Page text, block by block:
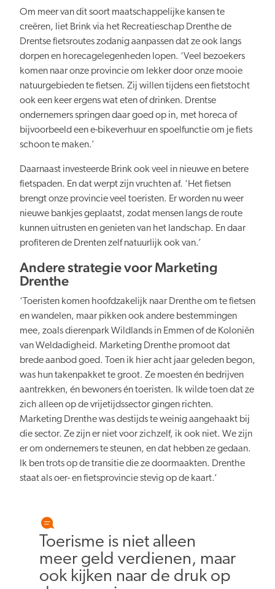
Om meer van dit soort maatschappelijke kansen te
creëren, liet Brink via het Recreatieschap Drenthe de
Drentse fietsroutes zodanig aanpassen dat ze ook langs
dorpen en horecagelegenheden lopen. ‘Veel bezoekers
komen naar onze provincie om lekker door onze mooie
natuurgebieden te fietsen. Zij willen tijdens een fietstocht
ook een keer ergens wat eten of drinken. Drentse
ondernemers springen daar goed op in, met horeca of
bijvoorbeeld een e-bikeverhuur en spoelfunctie om je fiets
schoon te maken.’
Daarnaast investeerde Brink ook veel in nieuwe en betere
fietspaden. En dat werpt zijn vruchten af. ‘Het fietsen
brengt onze provincie veel toeristen. Er worden nu weer
nieuwe bankjes geplaatst, zodat mensen langs de route
kunnen uitrusten en genieten van het landschap. En daar
profiteren de Drenten zelf natuurlijk ook van.’
Andere strategie voor Marketing
Drenthe
‘Toeristen komen hoofdzakelijk naar Drenthe om te fietsen
en wandelen, maar pikken ook andere bestemmingen
mee, zoals dierenpark Wildlands in Emmen of de Koloniën
van Weldadigheid. Marketing Drenthe promoot dat
brede aanbod goed. Toen ik hier acht jaar geleden begon,
was hun takenpakket te groot. Ze moesten én bedrijven
aantrekken, én bewoners én toeristen. Ik wilde toen dat ze
zich alleen op de vrijetijdssector gingen richten.
Marketing Drenthe was destijds te weinig aangehaakt bij
die sector. Ze zijn er niet voor zichzelf, ik ook niet. We zijn
er om ondernemers te steunen, en dat hebben ze gedaan.
Ik ben trots op de transitie die ze doormaakten. Drenthe
staat als oer- en fietsprovincie stevig op de kaart.’
Toerisme is niet alleen
meer geld verdienen, maar
ook kijken naar de druk op